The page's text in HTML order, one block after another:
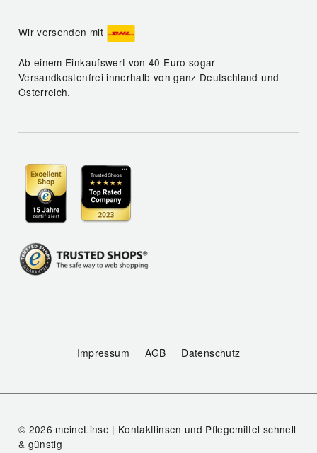
Wir versenden mit
Ab einem Einkaufswert von 40 Euro sogar
Versandkostenfrei innerhalb von ganz Deutschland und
Österreich.
Impressum AGB Datenschutz
© 2026 meineLinse | Kontaktlinsen und Pflegemittel schnell
& günstig